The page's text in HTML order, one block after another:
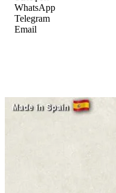
WhatsApp
Telegram
Email